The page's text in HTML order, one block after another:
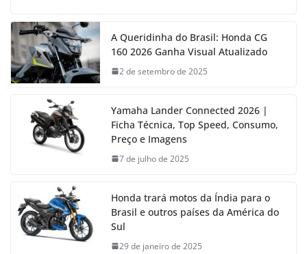
A Queridinha do Brasil: Honda CG
160 2026 Ganha Visual Atualizado
2 de setembro de 2025
Yamaha Lander Connected 2026 |
Ficha Técnica, Top Speed, Consumo,
Preço e Imagens
7 de julho de 2025
Honda trará motos da Índia para o
Brasil e outros países da América do
Sul
29 de janeiro de 2025